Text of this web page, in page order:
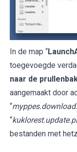
In de map “
toegevoegde
naar de
aangemaakt door
“
“
bestanden met